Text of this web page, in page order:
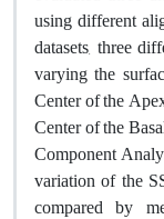
using different
datasets, three
varying the
Center of the
Center of the
Component
variation of the
compared by